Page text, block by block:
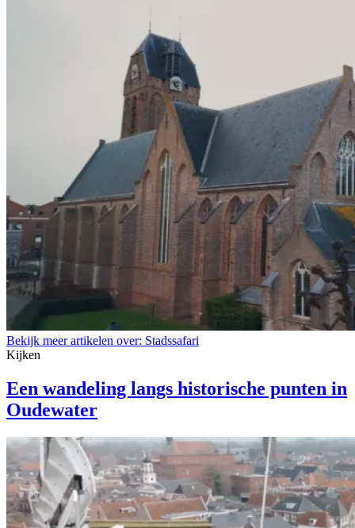
Bekijk meer artikelen over: Stadssafari
Kijken
Een wandeling langs historische punten in
Oudewater